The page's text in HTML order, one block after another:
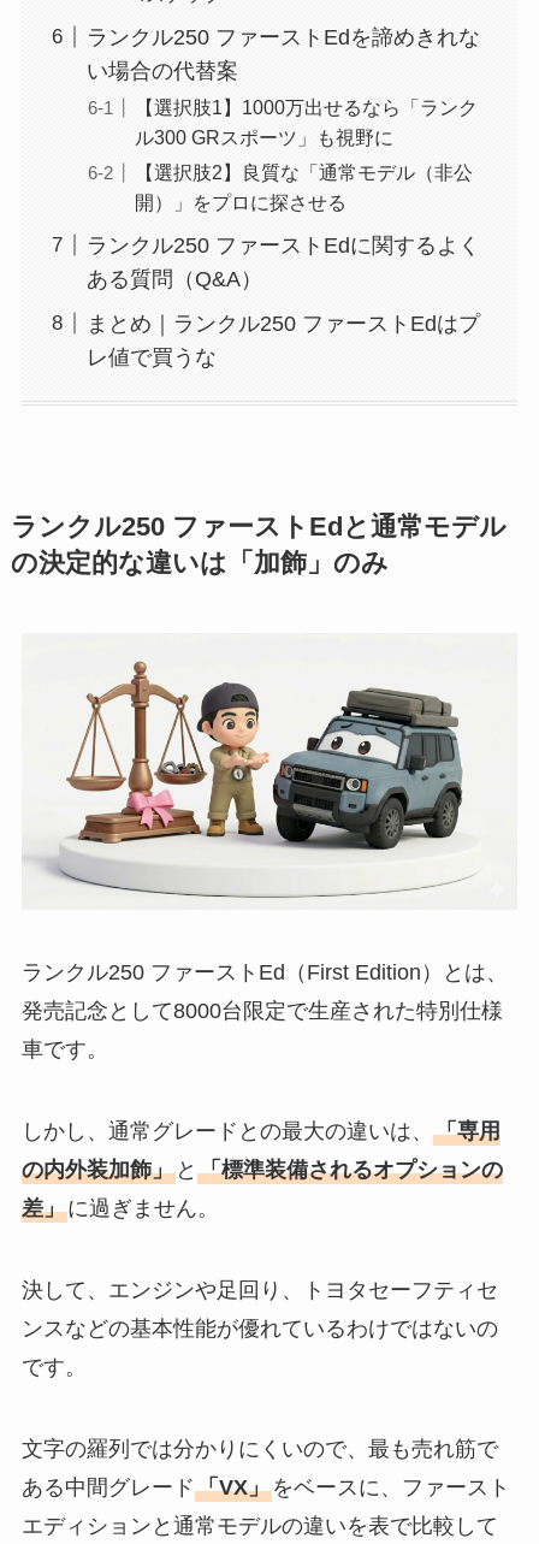
ランクル250 ファーストEdを諦めきれな
い場合の代替案
【選択肢1】1000万出せるなら「ランク
ル300 GRスポーツ」も視野に
【選択肢2】良質な「通常モデル（非公
開）」をプロに探させる
ランクル250 ファーストEdに関するよく
ある質問（Q&A）
まとめ｜ランクル250 ファーストEdはプ
レ値で買うな
ランクル250 ファーストEdと通常モデル
の決定的な違いは「加飾」のみ
ランクル250 ファーストEd（First Edition）とは、
発売記念として8000台限定で生産された特別仕様
車です。
しかし、通常グレードとの最大の違いは、 「専用
の内外装加飾」と 「標準装備されるオプションの
差」に過ぎません。
決して、エンジンや足回り、トヨタセーフティセ
ンスなどの基本性能が優れているわけではないの
です。
文字の羅列では分かりにくいので、最も売れ筋で
ある中間グレード「VX」をベースに、ファースト
エディションと通常モデルの違いを表で比較して